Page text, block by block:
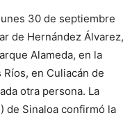
30 de septiembre
de Hernández Álvarez,
Alameda, en la
en Culiacán de
otra persona. La
de Sinaloa confirmó la